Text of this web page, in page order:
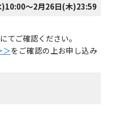
)10:00～2月26日(木)23:59
てご確認ください。
＞をご確認の上お申し込み